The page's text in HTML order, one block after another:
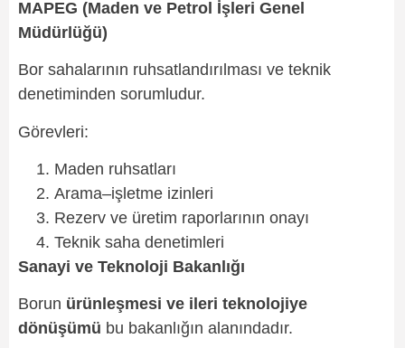
MAPEG (Maden ve Petrol İşleri Genel
Müdürlüğü)
Bor sahalarının ruhsatlandırılması ve teknik
denetiminden sorumludur.
Görevleri:
Maden ruhsatları
Arama–işletme izinleri
Rezerv ve üretim raporlarının onayı
Teknik saha denetimleri
Sanayi ve Teknoloji Bakanlığı
Borun ürünleşmesi ve ileri teknolojiye
dönüşümü bu bakanlığın alanındadır.